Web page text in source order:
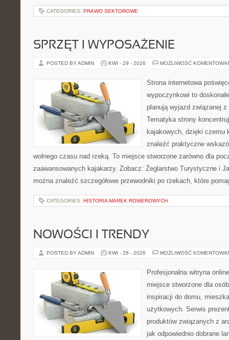
CATEGORIES: PRAWO SEKTOROWE
SPRZĘT I WYPOSAŻENIE
POSTED BY ADMIN KWI - 29 - 2026 MOŻLIWOŚĆ
Strona internetowa
wypoczynkowi to
planują wyjazd związanej
Tematyka strony
kajakowych, dzięki czemu
znaleźć praktyczne
wolnego czasu nad rzeką. To miejsce stworzone zarówno dla
zaawansowanych kajakarzy. Zobacz: Żeglarstwo Turystyczne i
można znaleźć szczegółowe przewodniki po rzekach, które
CATEGORIES: HISTORIA MAREK ROWEROWYCH
NOWOŚCI I TRENDY
POSTED BY ADMIN KWI - 28 - 2026 MOŻLIWOŚĆ
Profesjonalna witryna
miejsce stworzone dla
inspiracji do domu,
użytkowych. Serwis
produktów związanych z
jak odpowiednio dobrane